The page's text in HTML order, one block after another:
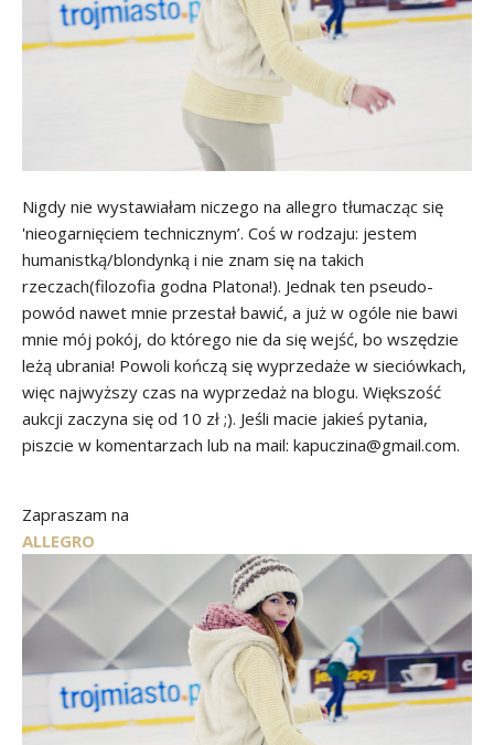
Nigdy nie wystawiałam niczego na allegro tłumacząc się
'nieogarnięciem technicznym’. Coś w rodzaju: jestem
humanistką/blondynką i nie znam się na takich
rzeczach(filozofia godna Platona!). Jednak ten pseudo-
powód nawet mnie przestał bawić, a już w ogóle nie bawi
mnie mój pokój, do którego nie da się wejść, bo wszędzie
leżą ubrania! Powoli kończą się wyprzedaże w sieciówkach,
więc najwyższy czas na wyprzedaż na blogu. Większość
aukcji zaczyna się od 10 zł ;). Jeśli macie jakieś pytania,
piszcie w komentarzach lub na mail: kapuczina@gmail.com.
Zapraszam na
ALLEGRO